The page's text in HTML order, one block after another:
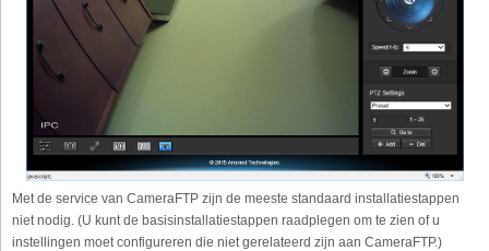
Met de service van CameraFTP zijn de meeste standaard installatiestappen
niet nodig. (U kunt de basisinstallatiestappen raadplegen om te zien of u
instellingen moet configureren die niet gerelateerd zijn aan CameraFTP.)